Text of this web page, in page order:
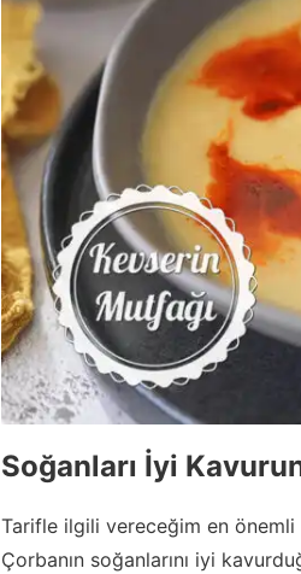
Soğanları İyi
Tarifle ilgili vereceğim en önemli
Çorbanın soğanlarını iyi